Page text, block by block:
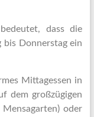
dass die
Donnerstag ein
Mittagessen in
dem großzügigen
oder